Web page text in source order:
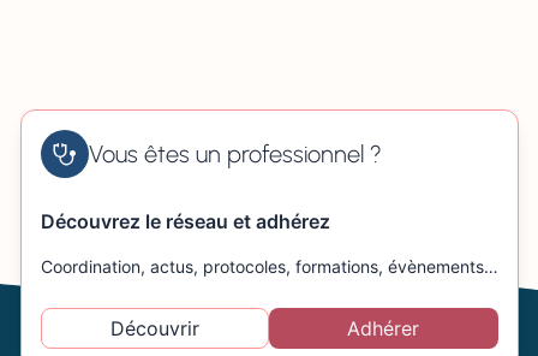
Vous êtes un professionnel ?
Découvrez le réseau et adhérez
Coordination, actus, protocoles, formations, évènements…
Découvrir Adhérer